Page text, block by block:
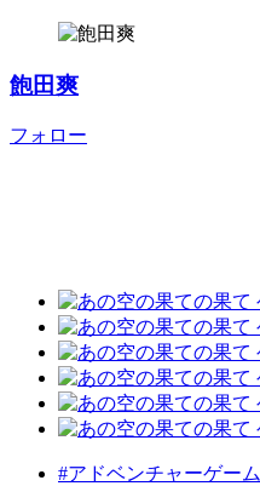
飽田爽
フォロー
#アドベンチャーゲーム